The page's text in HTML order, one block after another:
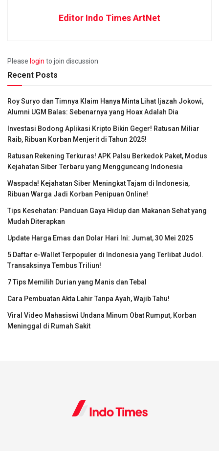
Editor Indo Times ArtNet
Please login to join discussion
Recent Posts
Roy Suryo dan Timnya Klaim Hanya Minta Lihat Ijazah Jokowi,
Alumni UGM Balas: Sebenarnya yang Hoax Adalah Dia
Investasi Bodong Aplikasi Kripto Bikin Geger! Ratusan Miliar
Raib, Ribuan Korban Menjerit di Tahun 2025!
Ratusan Rekening Terkuras! APK Palsu Berkedok Paket, Modus
Kejahatan Siber Terbaru yang Mengguncang Indonesia
Waspada! Kejahatan Siber Meningkat Tajam di Indonesia,
Ribuan Warga Jadi Korban Penipuan Online!
Tips Kesehatan: Panduan Gaya Hidup dan Makanan Sehat yang
Mudah Diterapkan
Update Harga Emas dan Dolar Hari Ini: Jumat, 30 Mei 2025
5 Daftar e-Wallet Terpopuler di Indonesia yang Terlibat Judol.
Transaksinya Tembus Triliun!
7 Tips Memilih Durian yang Manis dan Tebal
Cara Pembuatan Akta Lahir Tanpa Ayah, Wajib Tahu!
Viral Video Mahasiswi Undana Minum Obat Rumput, Korban
Meninggal di Rumah Sakit